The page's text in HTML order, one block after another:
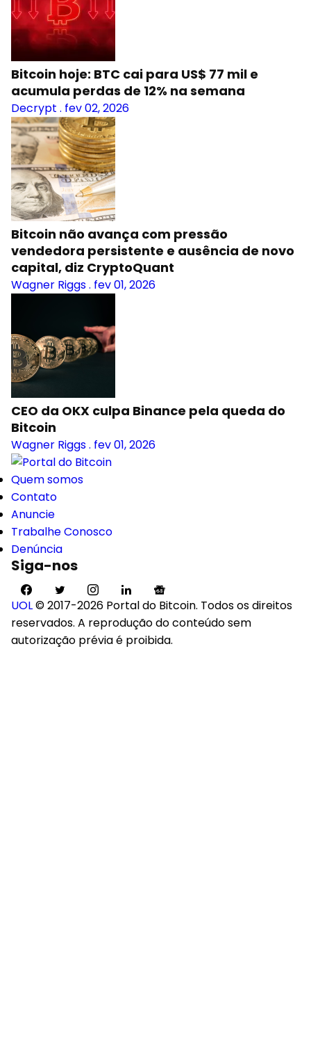
Bitcoin hoje: BTC cai para US$ 77 mil e
acumula perdas de 12% na semana
Decrypt . fev 02, 2026
Bitcoin não avança com pressão
vendedora persistente e ausência de novo
capital, diz CryptoQuant
Wagner Riggs. fev 01, 2026
CEO da OKX culpa Binance pela queda do
Bitcoin
Wagner Riggs. fev 01, 2026
Quem somos
Contato
Anuncie
Trabalhe Conosco
Denúncia
Siga-nos
UOL© 2017-2026 Portal do Bitcoin. Todos os direitos
reservados. A reprodução do conteúdo sem
autorização prévia é proibida.